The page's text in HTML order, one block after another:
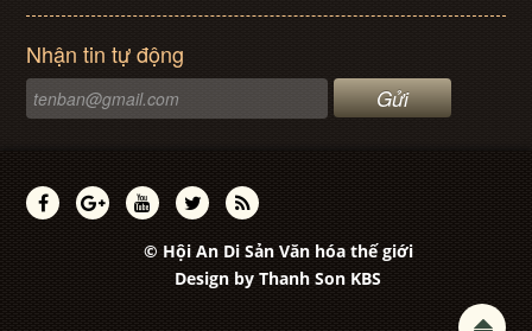
Nhận tin tự động
© Hội An Di Sản Văn hóa thế giới
Design by Thanh Son KBS